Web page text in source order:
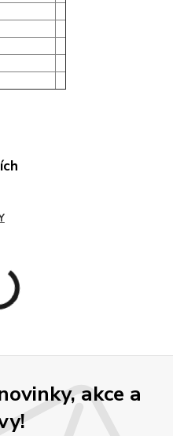
akce a